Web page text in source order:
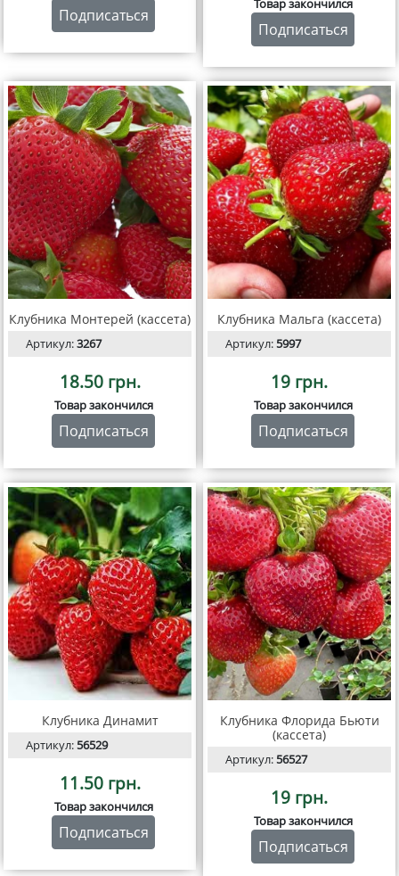
Подписаться
Товар закончился
Подписаться
Клубника Монтерей (кассета)
Артикул:3267
18.50 грн.
Товар закончился
Подписаться
Клубника Мальга (кассета)
Артикул:5997
19 грн.
Товар закончился
Подписаться
Клубника Динамит
Артикул:56529
11.50 грн.
Товар закончился
Подписаться
Клубника Флорида Бьюти
(кассета)
Артикул:56527
19 грн.
Товар закончился
Подписаться